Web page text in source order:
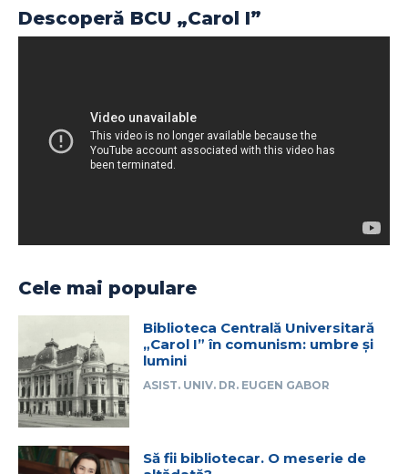
Descoperă BCU „Carol I”
Cele mai populare
Biblioteca Centrală Universitară
„Carol I” în comunism: umbre și
lumini
ASIST. UNIV. DR. EUGEN GABOR
Să fii bibliotecar. O meserie de